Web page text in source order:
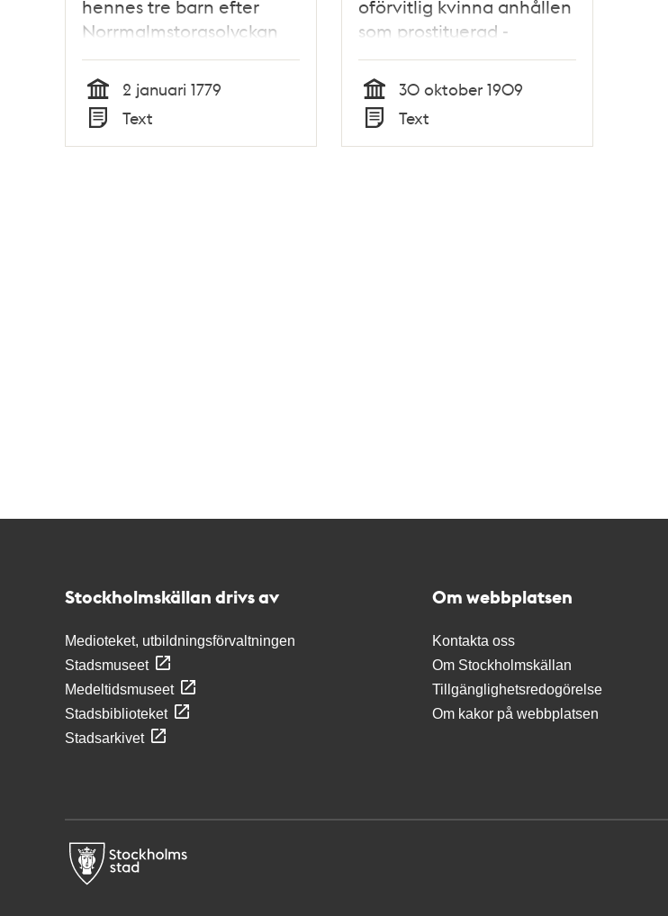
hennes tre barn efter
Norrmalmstorgsolyckan
1778
Tid
2 januari 1779
Typ
Text
oförvitlig kvinna anhållen
som prostituerad -
pressklipp
Tid
30 oktober 1909
Typ
Text
Stockholmskällan drivs av
Medioteket, utbildningsförvaltningen
Stadsmuseet
Medeltidsmuseet
Stadsbiblioteket
Stadsarkivet
Om webbplatsen
Kontakta oss
Om Stockholmskällan
Tillgänglighetsredogörelse
Om kakor på webbplatsen